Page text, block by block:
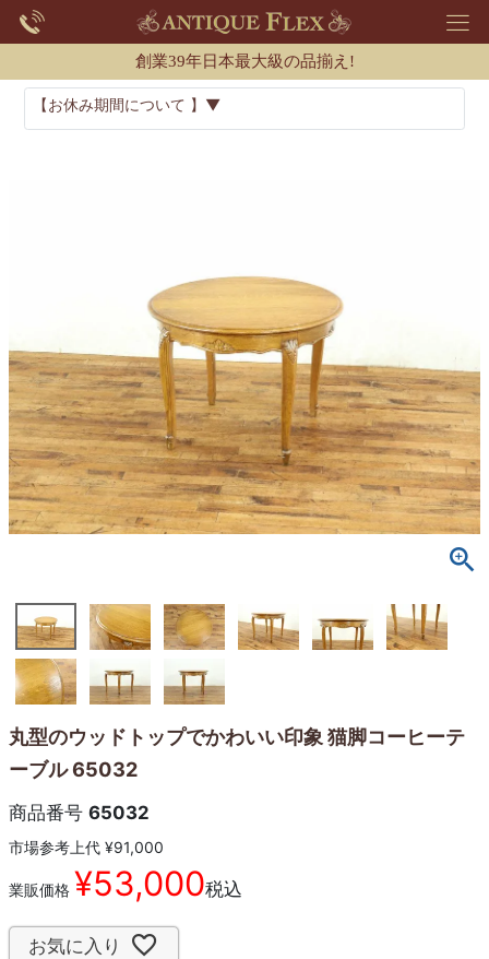
創業39年日本最大級の品揃え!
【お休み期間について 】▼
丸型のウッドトップでかわいい印象 猫脚コーヒーテ
ーブル 65032
商品番号 65032
市場参考上代 ¥91,000
業販価格 ¥53,000税込
お気に入り